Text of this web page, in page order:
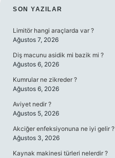
SIDEBAR
SON YAZILAR
Limitör hangi araçlarda var ?
Ağustos 7, 2026
Diş macunu asidik mi bazik mi ?
Ağustos 6, 2026
Kumrular ne zikreder ?
Ağustos 6, 2026
Aviyet nedir ?
Ağustos 5, 2026
Akciğer enfeksiyonuna ne iyi gelir ?
Ağustos 3, 2026
Kaynak makinesi türleri nelerdir ?